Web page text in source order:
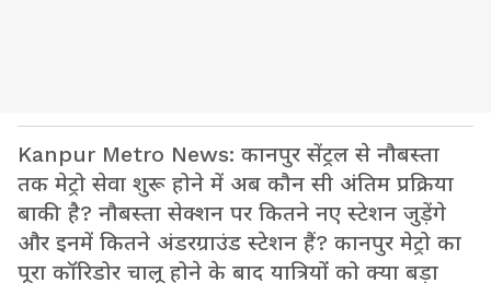
Kanpur Metro News: कानपुर सेंट्रल से नौबस्ता
तक मेट्रो सेवा शुरू होने में अब कौन सी अंतिम प्रक्रिया
बाकी है? नौबस्ता सेक्शन पर कितने नए स्टेशन जुड़ेंगे
और इनमें कितने अंडरग्राउंड स्टेशन हैं? कानपुर मेट्रो का
पूरा कॉरिडोर चालू होने के बाद यात्रियों को क्या बड़ा